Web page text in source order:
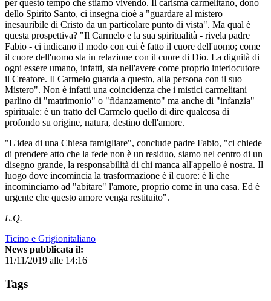
per questo tempo che stiamo vivendo. Il carisma carmelitano, dono
dello Spirito Santo, ci insegna cioè a "guardare al mistero
inesauribile di Cristo da un particolare punto di vista". Ma qual è
questa prospettiva? "Il Carmelo e la sua spiritualità - rivela padre
Fabio - ci indicano il modo con cui è fatto il cuore dell'uomo; come
il cuore dell'uomo sta in relazione con il cuore di Dio. La dignità di
ogni essere umano, infatti, sta nell'avere come proprio interlocutore
il Creatore. Il Carmelo guarda a questo, alla persona con il suo
Mistero". Non è infatti una coincidenza che i mistici carmelitani
parlino di "matrimonio" o "fidanzamento" ma anche di "infanzia"
spirituale: è un tratto del Carmelo quello di dire qualcosa di
profondo su origine, natura, destino dell'amore.
"L'idea di una Chiesa famigliare", conclude padre Fabio, "ci chiede
di prendere atto che la fede non è un residuo, siamo nel centro di un
disegno grande, la responsabilità di chi manca all'appello è nostra. Il
luogo dove incomincia la trasformazione è il cuore: è lì che
incominciamo ad "abitare" l'amore, proprio come in una casa. Ed è
urgente che questo amore venga restituito".
L.Q.
Ticino e Grigionitaliano
News pubblicata il:
11/11/2019 alle 14:16
Tags